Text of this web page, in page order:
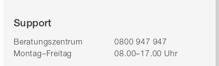
Support
Beratungszentrum
0800 947 947
Montag–Freitag
08.00–17.00 Uhr